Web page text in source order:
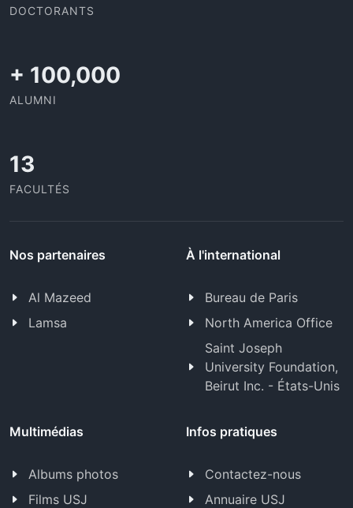
DOCTORANTS
+ 100,000
ALUMNI
13
FACULTÉS
Nos partenaires
Al Mazeed
Lamsa
À l'international
Bureau de Paris
North America Office
Saint Joseph
University Foundation,
Beirut Inc. - États-Unis
Multimédias
Albums photos
Films USJ
Infos pratiques
Contactez-nous
Annuaire USJ